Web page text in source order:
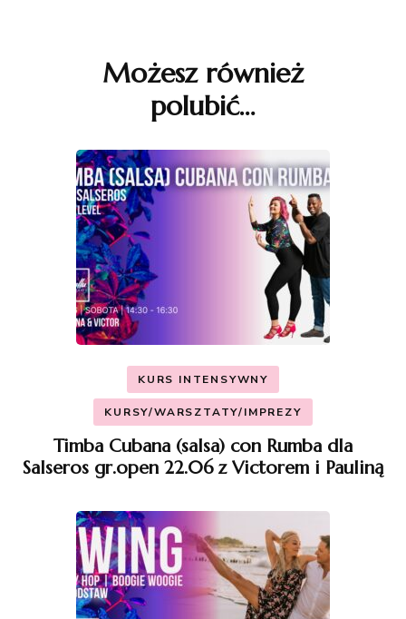
Możesz również
polubić…
KURS INTENSYWNY
KURSY/WARSZTATY/IMPREZY
Timba Cubana (salsa) con Rumba dla
Salseros gr.open 22.06 z Victorem i Pauliną